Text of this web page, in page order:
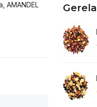
AMANDEL